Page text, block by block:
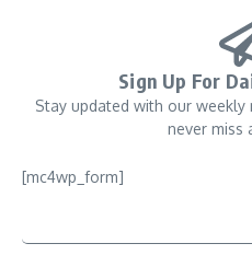
Sign Up For
Stay updated with our
never miss
[mc4wp_form]